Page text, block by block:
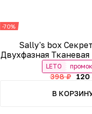
-70%
Sally's box
Двухфазная
LETO
398 ₽
120
В